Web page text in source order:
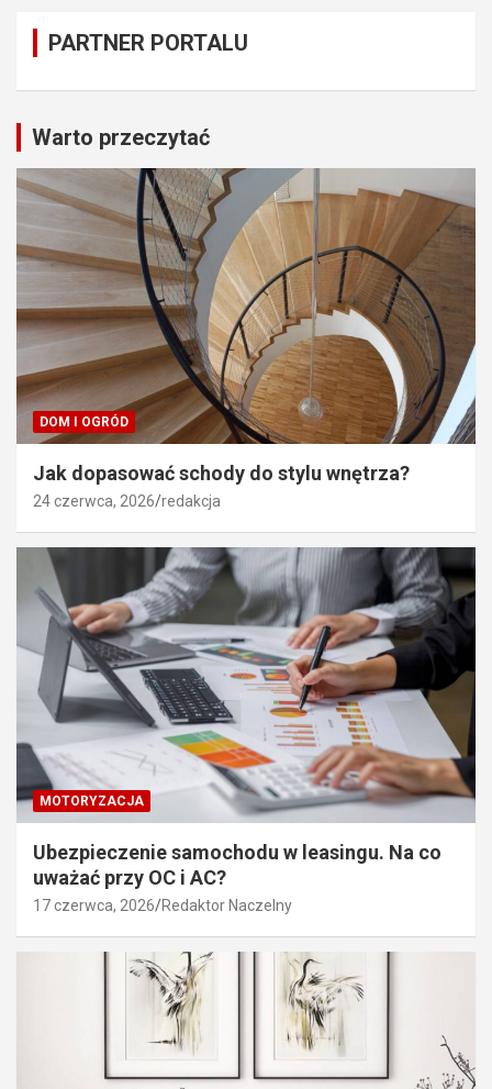
PARTNER PORTALU
Warto przeczytać
DOM I OGRÓD
Jak dopasować schody do stylu wnętrza?
24 czerwca, 2026 redakcja
MOTORYZACJA
Ubezpieczenie samochodu w leasingu. Na co
uważać przy OC i AC?
17 czerwca, 2026 Redaktor Naczelny